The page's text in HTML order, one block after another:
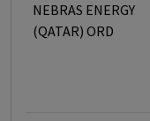
NEBRAS ENERGY
(QATAR) ORD